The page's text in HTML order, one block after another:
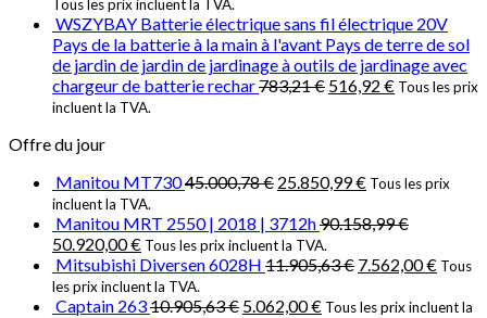
Tous les prix incluent la TVA.
WSZYBAY Batterie électrique sans fil électrique 20V
Pays de la batterie à la main à l'avant Pays de terre de sol
de jardin de jardin de jardinage à outils de jardinage avec
chargeur de batterie rechar783,21€ 516,92 € Tous les prix
incluent la TVA.
Offre du jour
Manitou MT73045.000,78€ 25.850,99€ Tous les prix
incluent la TVA.
Manitou MRT 2550 | 2018 | 3712h90.158,99€
50.920,00€ Tous les prix incluent la TVA.
Mitsubishi Diversen 6028H 11.905,63€ 7.562,00€ Tous
les prix incluent la TVA.
Captain 26310.905,63€ 5.062,00€ Tous les prix incluent la